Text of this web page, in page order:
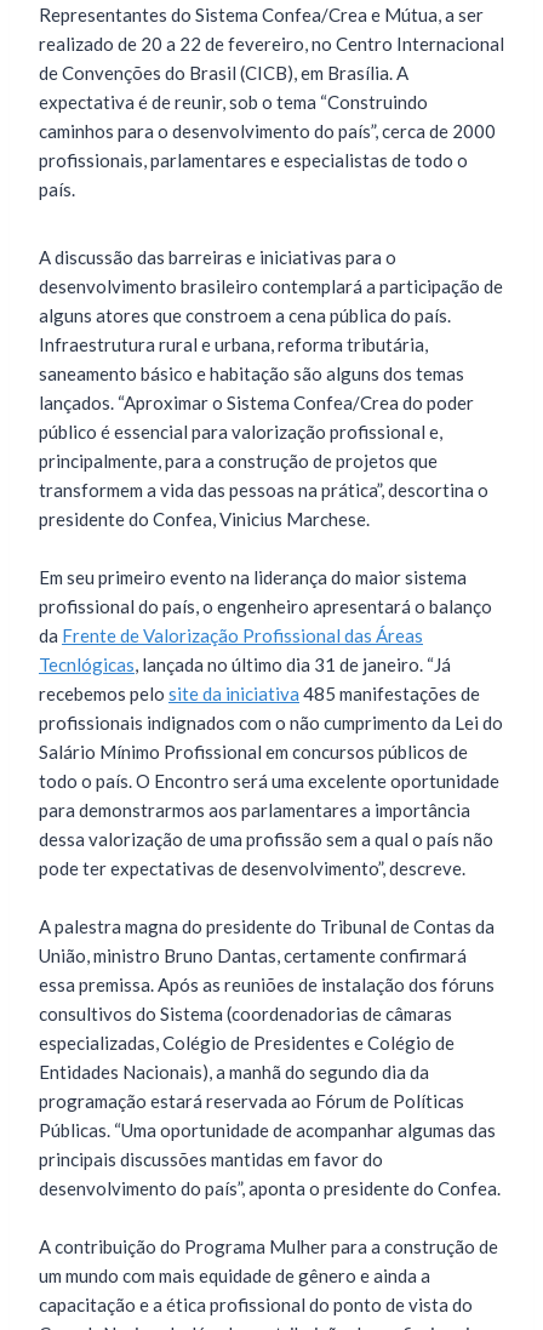
Representantes do Sistema Confea/Crea e Mútua, a ser
realizado de 20 a 22 de fevereiro, no Centro Internacional
de Convenções do Brasil (CICB), em Brasília. A
expectativa é de reunir, sob o tema “Construindo
caminhos para o desenvolvimento do país”, cerca de 2000
profissionais, parlamentares e especialistas de todo o
país.
A discussão das barreiras e iniciativas para o
desenvolvimento brasileiro contemplará a participação de
alguns atores que constroem a cena pública do país.
Infraestrutura rural e urbana, reforma tributária,
saneamento básico e habitação são alguns dos temas
lançados. “Aproximar o Sistema Confea/Crea do poder
público é essencial para valorização profissional e,
principalmente, para a construção de projetos que
transformem a vida das pessoas na prática”, descortina o
presidente do Confea, Vinicius Marchese.
Em seu primeiro evento na liderança do maior sistema
profissional do país, o engenheiro apresentará o balanço
da Frente de Valorização Profissional das Áreas
Tecnlógicas, lançada no último dia 31 de janeiro. “Já
recebemos pelo site da iniciativa 485 manifestações de
profissionais indignados com o não cumprimento da Lei do
Salário Mínimo Profissional em concursos públicos de
todo o país. O Encontro será uma excelente oportunidade
para demonstrarmos aos parlamentares a importância
dessa valorização de uma profissão sem a qual o país não
pode ter expectativas de desenvolvimento”, descreve.
A palestra magna do presidente do Tribunal de Contas da
União, ministro Bruno Dantas, certamente confirmará
essa premissa. Após as reuniões de instalação dos fóruns
consultivos do Sistema (coordenadorias de câmaras
especializadas, Colégio de Presidentes e Colégio de
Entidades Nacionais), a manhã do segundo dia da
programação estará reservada ao Fórum de Políticas
Públicas. “Uma oportunidade de acompanhar algumas das
principais discussões mantidas em favor do
desenvolvimento do país”, aponta o presidente do Confea.
A contribuição do Programa Mulher para a construção de
um mundo com mais equidade de gênero e ainda a
capacitação e a ética profissional do ponto de vista do